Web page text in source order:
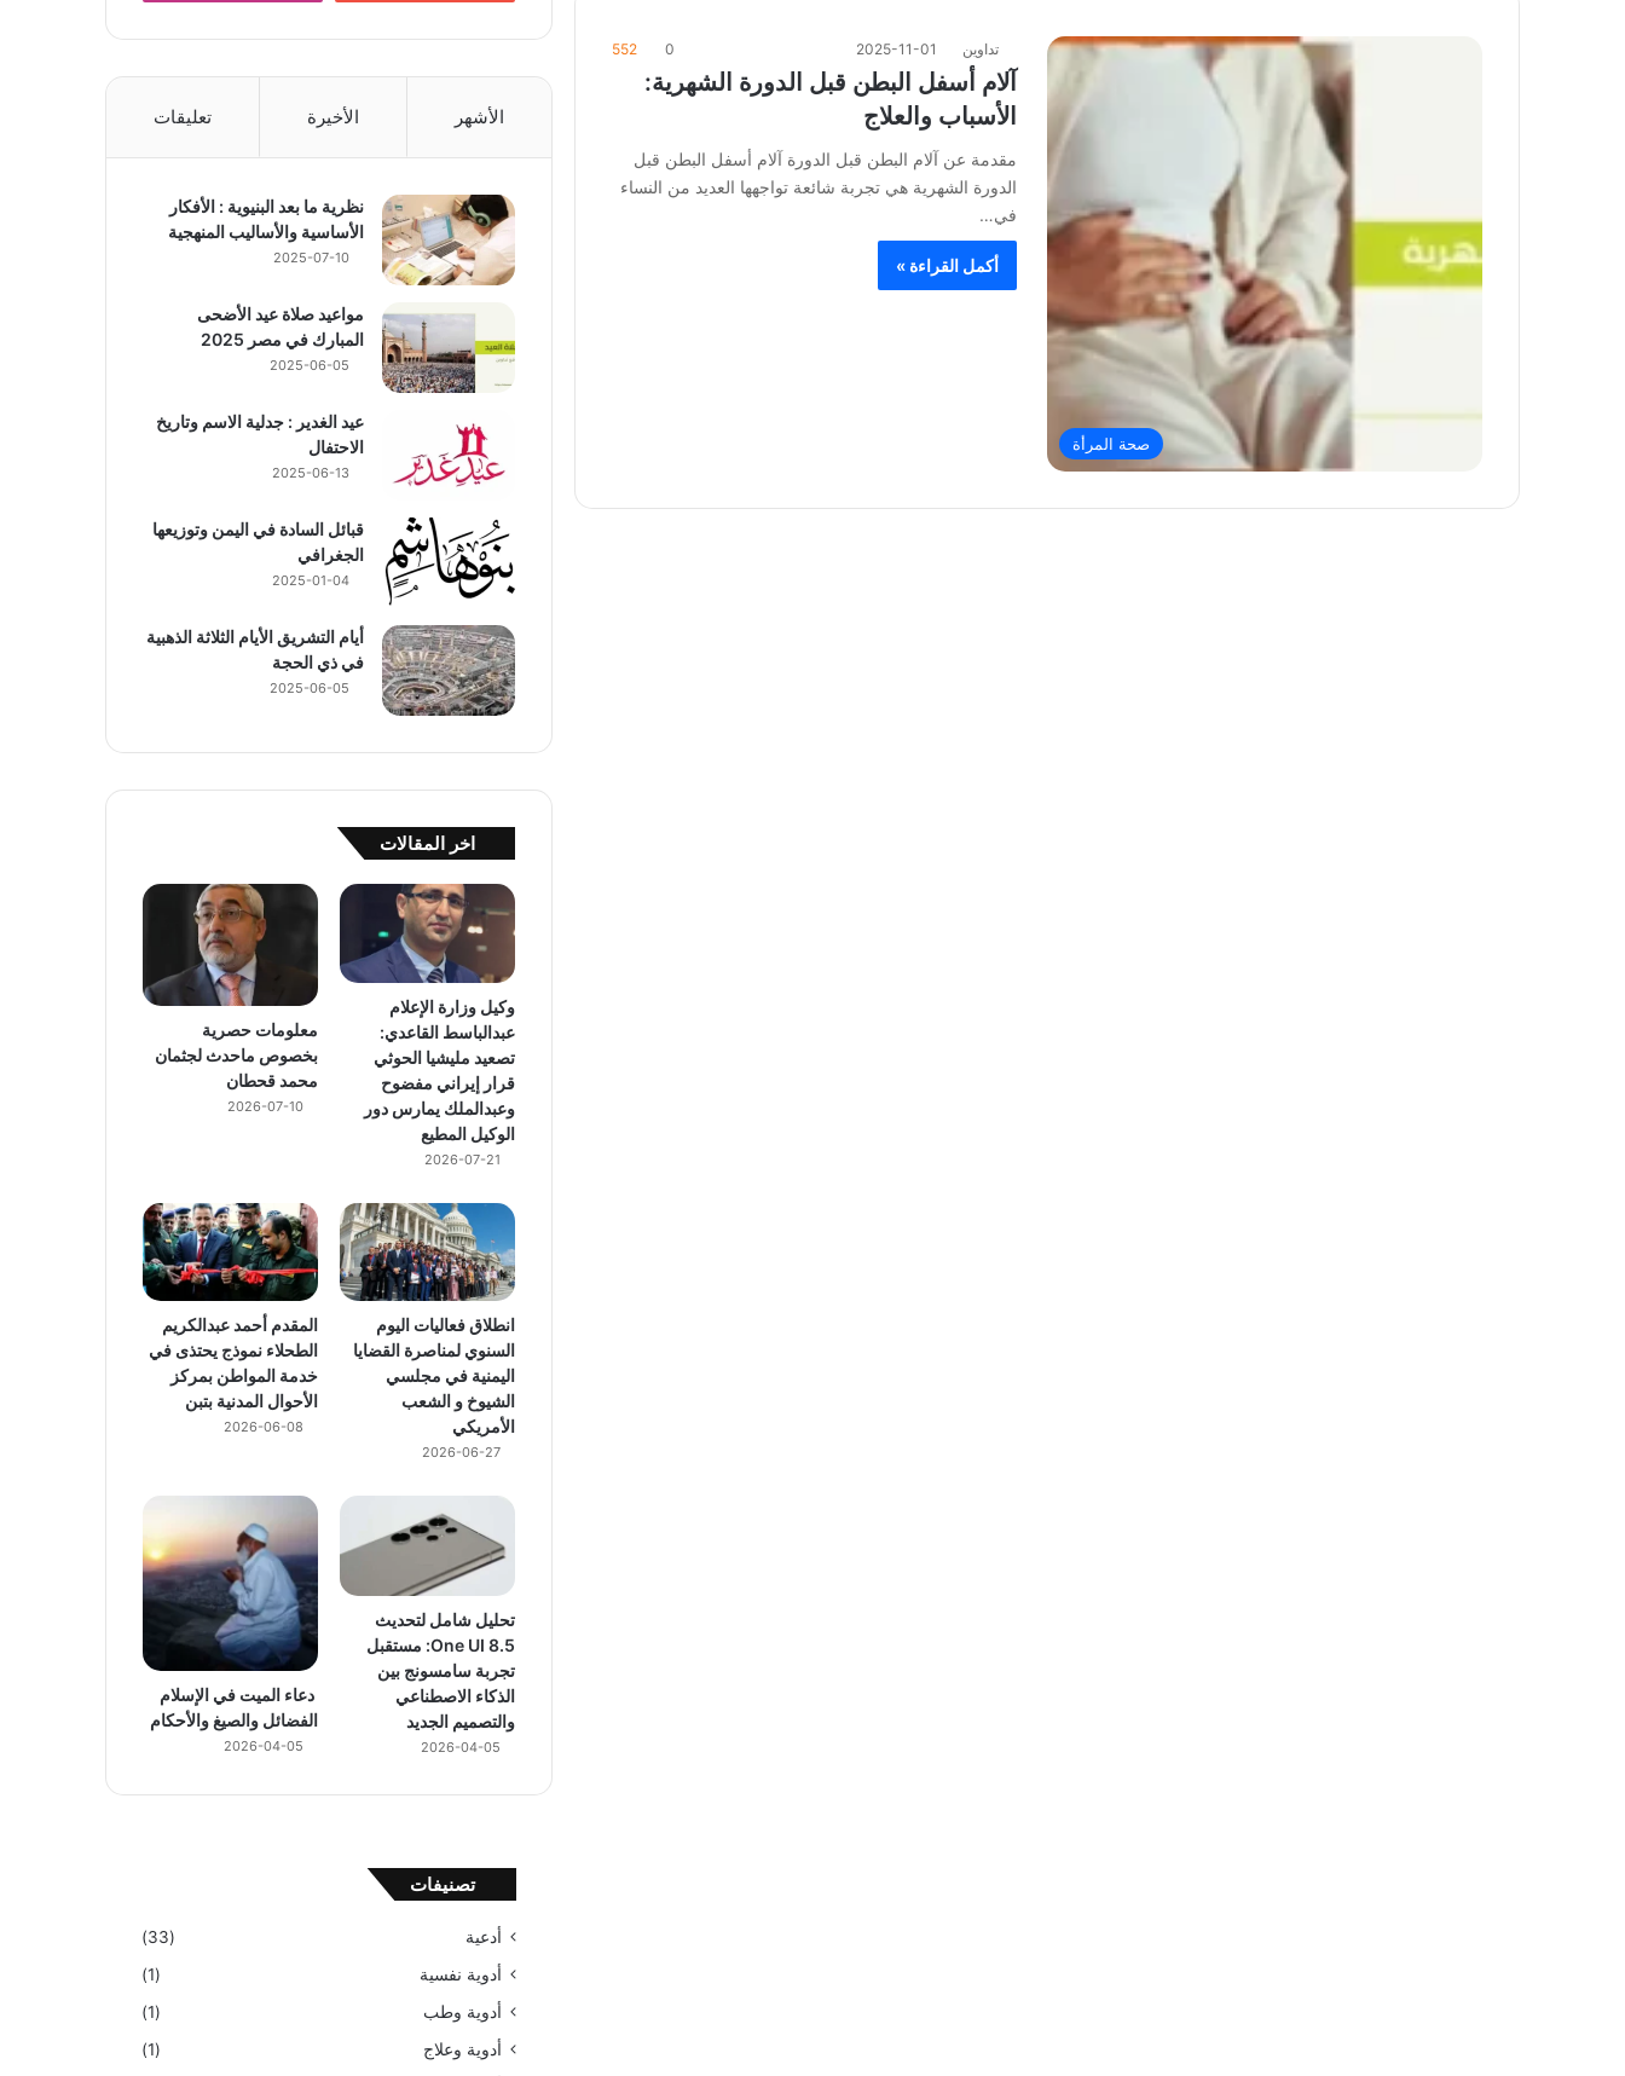
صحة المرأة
تداوين 2025-11-01
0
552
آلام أسفل البطن قبل الدورة الشهرية:
الأسباب والعلاج
مقدمة عن آلام البطن قبل الدورة آلام أسفل البطن قبل
الدورة الشهرية هي تجربة شائعة تواجهها العديد من النساء
في…
أكمل القراءة »
الأشهر الأخيرة تعليقات
نظرية ما بعد البنيوية : الأفكار
الأساسية والأساليب المنهجية
2025-07-10
مواعيد صلاة عيد الأضحى
المبارك في مصر 2025
2025-06-05
عيد الغدير : جدلية الاسم وتاريخ
الاحتفال
2025-06-13
قبائل السادة في اليمن وتوزيعها
الجغرافي
2025-01-04
أيام التشريق الأيام الثلاثة الذهبية
في ذي الحجة
2025-06-05
اخر المقالات
وكيل وزارة الإعلام
عبدالباسط القاعدي:
تصعيد مليشيا الحوثي
قرار إيراني مفضوح
وعبدالملك يمارس دور
الوكيل المطيع
2026-07-21
معلومات حصرية
بخصوص ماحدث لجثمان
محمد قحطان
2026-07-10
انطلاق فعاليات اليوم
السنوي لمناصرة القضايا
اليمنية في مجلسي
الشيوخ و الشعب
الأمريكي
2026-06-27
المقدم أحمد عبدالكريم
الطحلاء نموذج يحتذى في
خدمة المواطن بمركز
الأحوال المدنية بتبن
2026-06-08
تحليل شامل لتحديث
One UI 8.5: مستقبل
تجربة سامسونج بين
الذكاء الاصطناعي
والتصميم الجديد
2026-04-05
دعاء الميت في الإسلام
الفضائل والصيغ والأحكام
2026-04-05
تصنيفات
أدعية
(33)
أدوية نفسية
(1)
أدوية وطب
(1)
أدوية وعلاج
(1)